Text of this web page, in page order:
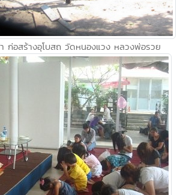
ก่อสร้างอุโบสถ วัดหนองแวง หลวงพ่อรวย